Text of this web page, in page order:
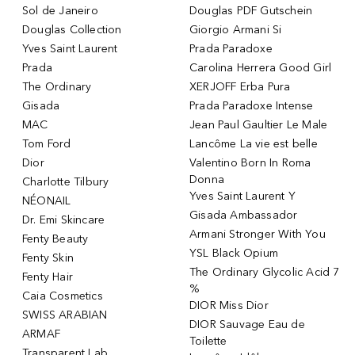
Sol de Janeiro
Douglas Collection
Yves Saint Laurent
Prada
The Ordinary
Gisada
MAC
Tom Ford
Dior
Charlotte Tilbury
NÉONAIL
Dr. Emi Skincare
Fenty Beauty
Fenty Skin
Fenty Hair
Caia Cosmetics
SWISS ARABIAN
ARMAF
Douglas PDF Gutschein
Giorgio Armani Si
Prada Paradoxe
Carolina Herrera Good Girl
XERJOFF Erba Pura
Prada Paradoxe Intense
Jean Paul Gaultier Le Male
Lancôme La vie est belle
Valentino Born In Roma
Donna
Yves Saint Laurent Y
Gisada Ambassador
Armani Stronger With You
YSL Black Opium
The Ordinary Glycolic Acid 7
%
DIOR Miss Dior
DIOR Sauvage Eau de
Toilette